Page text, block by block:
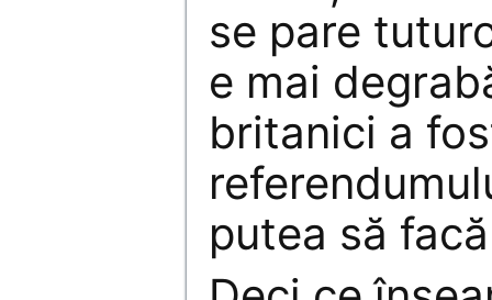
se pare
e mai
britanici a
putea să